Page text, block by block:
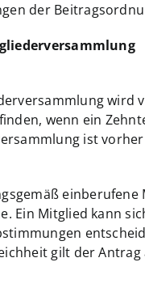
der
wird
wenn ein
ist
einberufene
Ein Mitglied kann
gilt der Antrag